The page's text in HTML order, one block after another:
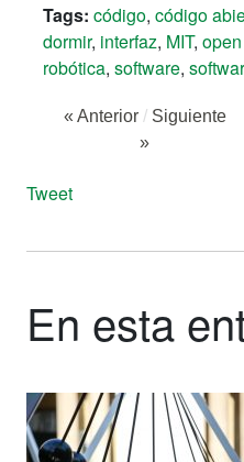
Tags: código, código
dormir, interfaz, MIT,
robótica, software,
« Anterior / Siguiente
»
Tweet
En esta